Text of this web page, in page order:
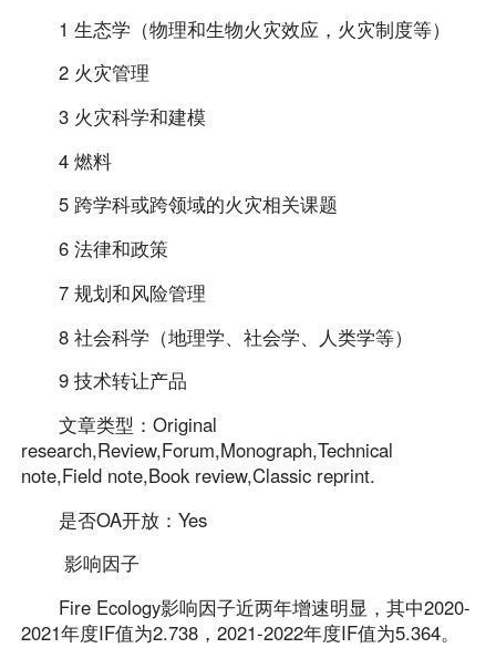
1 生态学（物理和生物火灾效应，火灾制度等）
2 火灾管理
3 火灾科学和建模
4 燃料
5 跨学科或跨领域的火灾相关课题
6 法律和政策
7 规划和风险管理
8 社会科学（地理学、社会学、人类学等）
9 技术转让产品
文章类型：Original
research,Review,Forum,Monograph,Technical
note,Field note,Book review,Classic reprint.
是否OA开放：Yes
影响因子
Fire Ecology影响因子近两年增速明显，其中2020-
2021年度IF值为2.738，2021-2022年度IF值为5.364。